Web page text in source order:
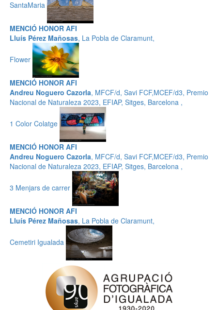
SantaMaria
MENCIÓ HONOR AFI
Lluís Pérez Mañosas, La Pobla de Claramunt,
Flower
MENCIÓ HONOR AFI
Andreu Noguero Cazorla, MFCF/d, Savi FCF,MCEF/d3, Premio
Nacional de Naturaleza 2023, EFIAP, Sitges, Barcelona ,
1 Color Colatge
MENCIÓ HONOR AFI
Andreu Noguero Cazorla, MFCF/d, Savi FCF,MCEF/d3, Premio
Nacional de Naturaleza 2023, EFIAP, Sitges, Barcelona ,
3 Menjars de carrer
MENCIÓ HONOR AFI
Lluís Pérez Mañosas, La Pobla de Claramunt,
Cemetiri Igualada